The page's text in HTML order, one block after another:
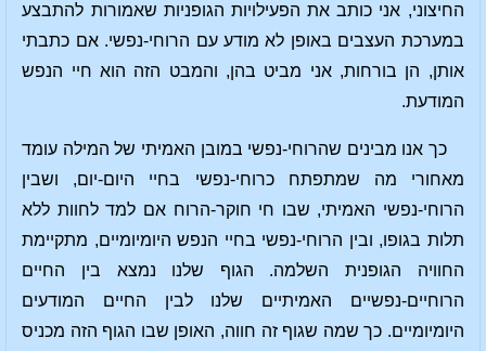
החיצוני, אני כותב את הפעילויות הגופניות שאמורות להתבצע
במערכת העצבים באופן לא מודע עם הרוחי-נפשי. אם כתבתי
אותן, הן בורחות, אני מביט בהן, והמבט הזה הוא חיי הנפש
המודעת.
כך אנו מבינים שהרוחי-נפשי במובן האמיתי של המילה עומד
מאחורי מה שמתפתח כרוחי-נפשי בחיי היום-יום, ושבין
הרוחי-נפשי האמיתי, שבו חי חוקר-הרוח אם למד לחוות ללא
תלות בגופו, ובין הרוחי-נפשי בחיי הנפש היומיומיים, מתקיימת
החוויה הגופנית השלמה. הגוף שלנו נמצא בין החיים
הרוחיים-נפשיים האמיתיים שלנו לבין החיים המודעים
היומיומיים. כך שמה שגוף זה חווה, האופן שבו הגוף הזה מכניס